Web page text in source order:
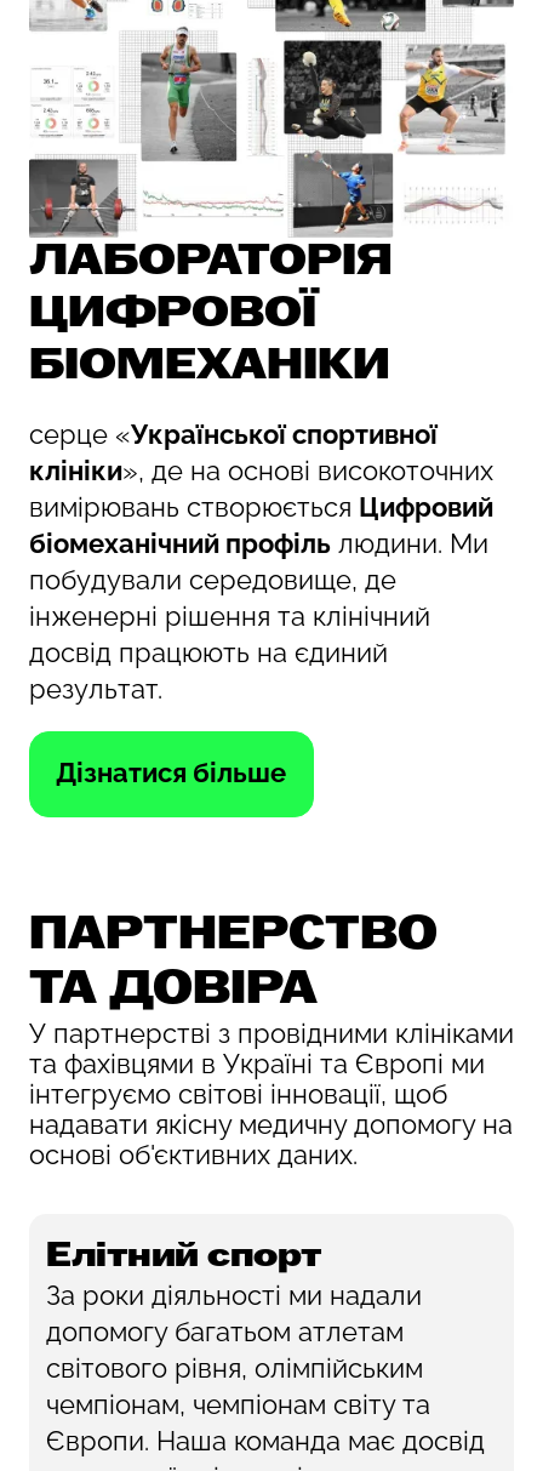
ЛАБОРАТОРІЯ
ЦИФРОВОЇ
БІОМЕХАНІКИ
серце «Української спортивної
клініки», де на основі високоточних
вимірювань створюється Цифровий
біомеханічний профільлюдини. Ми
побудували середовище, де
інженерні рішення та клінічний
досвід працюють на єдиний
результат.
Дізнатися більше
ПАРТНЕРСТВО
ТА ДОВІРА
У партнерстві з провідними клініками
та фахівцями в Україні та Європі ми
інтегруємо світові інновації, щоб
надавати якісну медичну допомогу на
основі об'єктивних даних.
Елітний спорт
За роки діяльності ми надали
допомогу багатьом атлетам
світового рівня, олімпійським
чемпіонам, чемпіонам світу та
Європи. Наша команда має досвід